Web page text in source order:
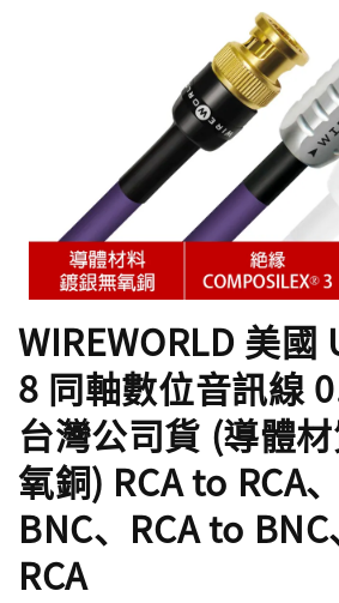
WIREWORLD 美
8 同軸數位音訊線
台灣公司貨 (導體
氧銅) RCA to RCA
BNC、RCA to
RCA